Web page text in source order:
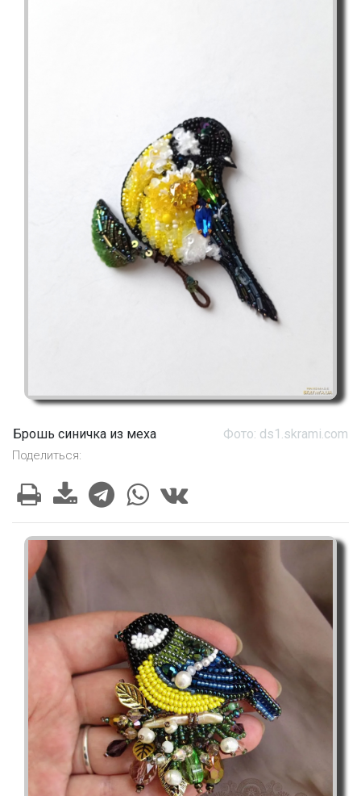
Брошь синичка из меха Фото: ds1.skrami.com
Поделиться: